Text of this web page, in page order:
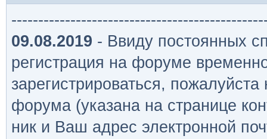
09.08.2019 - Ввиду постоянных
регистрация на форуме
зарегистрироваться,
форума (указана на странице
ник и Ваш адрес электронной